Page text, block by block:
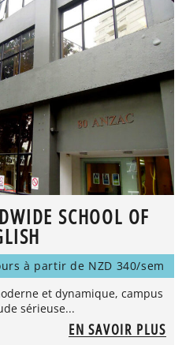
SCHOOL OF
à partir de NZD 340/sem
et dynamique, campus
sérieuse...
EN SAVOIR PLUS